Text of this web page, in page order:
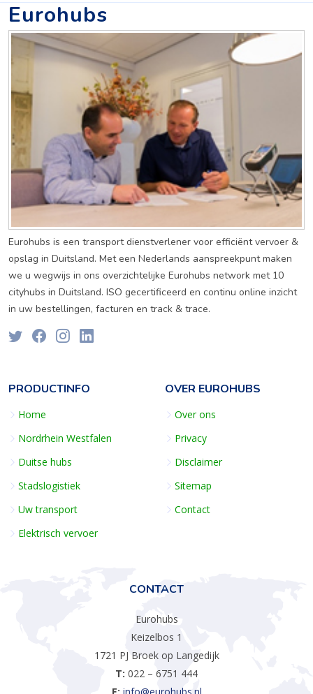
Eurohubs
Eurohubs is een transport dienstverlener voor efficiënt vervoer &
opslag in Duitsland. Met een Nederlands aanspreekpunt maken
we u wegwijs in ons overzichtelijke Eurohubs network met 10
cityhubs in Duitsland. ISO gecertificeerd en continu online inzicht
in uw bestellingen, facturen en track & trace.
PRODUCTINFO
Home
Nordrhein Westfalen
Duitse hubs
Stadslogistiek
Uw transport
Elektrisch vervoer
OVER EUROHUBS
Over ons
Privacy
Disclaimer
Sitemap
Contact
CONTACT
Eurohubs
Keizelbos 1
1721 PJ Broek op Langedijk
T: 022 – 6751 444
E: info@eurohubs.nl